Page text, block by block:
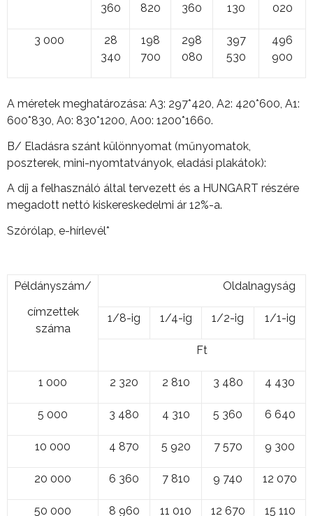
360
820
360
130
020
3 000
28
340
198
700
298
080
397
530
496
900
A méretek meghatározása: A3: 297*420, A2: 420*600, A1:
600*830, A0: 830*1200, A00: 1200*1660.
B/ Eladásra szánt különnyomat (műnyomatok,
poszterek, mini-nyomtatványok, eladási plakátok):
A díj a felhasználó által tervezett és a HUNGART részére
megadott nettó kiskereskedelmi ár 12%-a.
Szórólap, e-hírlevél*
Példányszám/
címzettek
száma
Oldalnagyság
1/8-ig 1/4-ig 1/2-ig 1/1-ig
Ft
1 000 2 320 2 810 3 480 4 430
5 000 3 480 4 310 5 360 6 640
10 000 4 870 5 920 7 570 9 300
20 000 6 360 7 810 9 740 12 070
50 000 8 960 11 010 12 670 15 110